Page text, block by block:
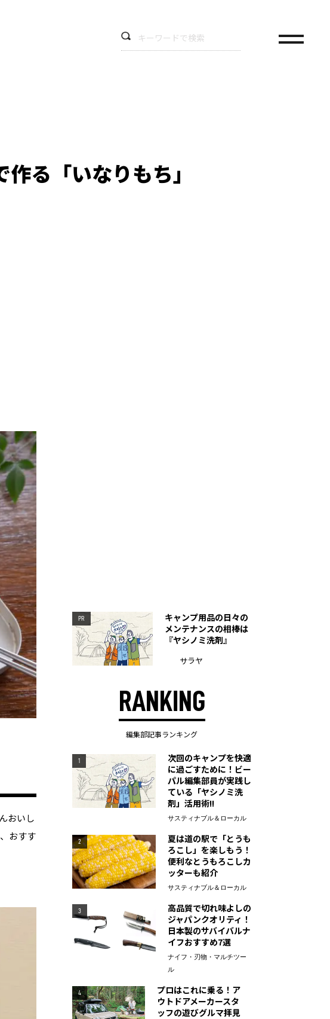
る「いなりもち」
おいし
おすす
PR
キャンプ用品の日々の
メンテナンスの相棒は
『ヤシノミ洗剤』
サラヤ
RANKING
編集部記事ランキング
1
次回のキャンプを快適
に過ごすために！ビー
パル編集部員が実践し
ている「ヤシノミ洗
剤」活用術!!
サスティナブル＆ローカル
2
夏は道の駅で「とうも
ろこし」を楽しもう！
便利なとうもろこしカ
ッターも紹介
サスティナブル＆ローカル
3
高品質で切れ味よしの
ジャパンクオリティ！
日本製のサバイバルナ
イフおすすめ7選
ナイフ・刃物・マルチツー
ル
4
プロはこれに乗る！ア
ウトドアメーカースタ
ッフの遊びグルマ拝見